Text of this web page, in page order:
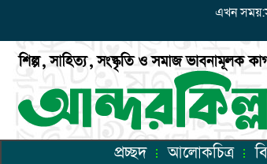
এখন
প্রচ্ছদ আলোকচিত্র